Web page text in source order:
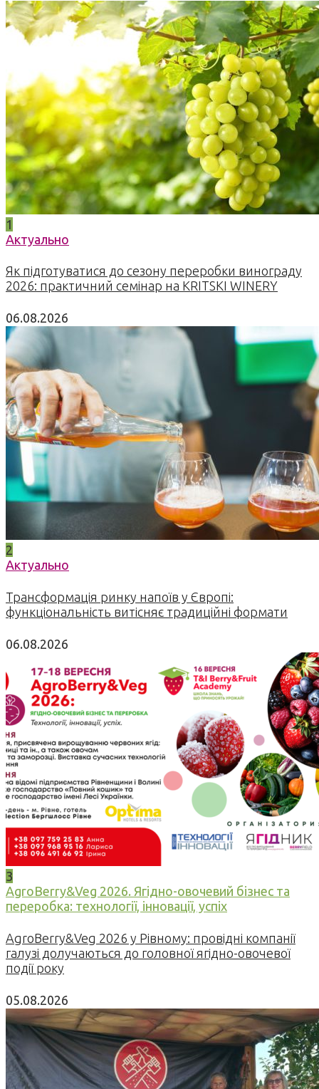
1
Актуально
Як підготуватися до сезону переробки винограду
2026: практичний семінар на KRITSKI WINERY
06.08.2026
2
Актуально
Трансформація ринку напоїв у Європі:
функціональність витісняє традиційні формати
06.08.2026
3
AgroBerry&Veg 2026. Ягідно-овочевий бізнес та
переробка: технології, інновації, успіх
AgroBerry&Veg 2026 у Рівному: провідні компанії
галузі долучаються до головної ягідно-овочевої
події року
05.08.2026